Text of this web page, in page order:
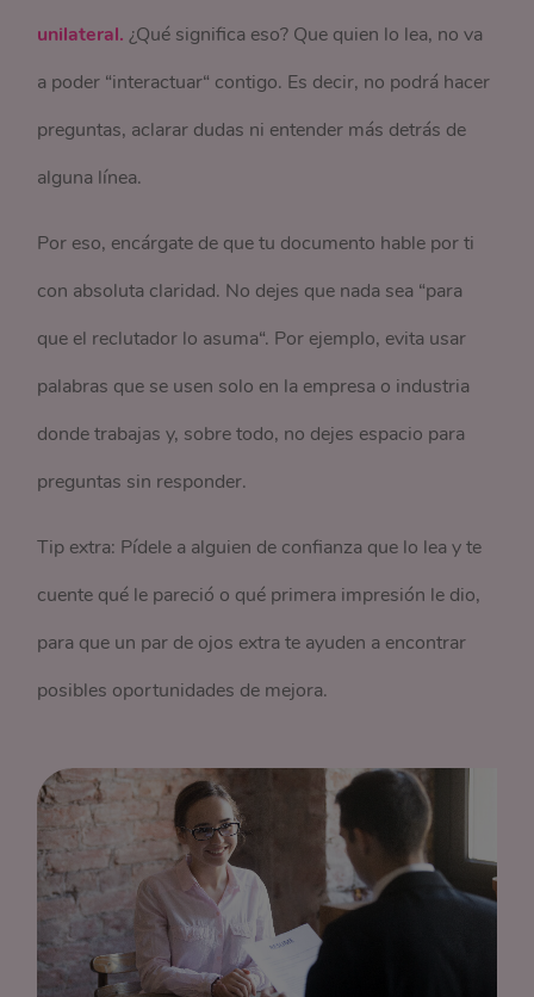
unilateral.¿Qué significa eso? Que quien lo lea, no va
a poder “interactuar“ contigo. Es decir, no podrá hacer
preguntas, aclarar dudas ni entender más detrás de
alguna línea.
Por eso, encárgate de que tu documento hable por ti
con absoluta claridad. No dejes que nada sea “para
que el reclutador lo asuma“. Por ejemplo, evita usar
palabras que se usen solo en la empresa o industria
donde trabajas y, sobre todo, no dejes espacio para
preguntas sin responder.
Tip extra: Pídele a alguien de confianza que lo lea y te
cuente qué le pareció o qué primera impresión le dio,
para que un par de ojos extra te ayuden a encontrar
posibles oportunidades de mejora.